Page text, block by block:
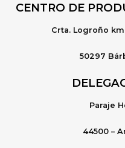
CENTRO DE
Crta. Logroño
50297
Paraje
44500 –